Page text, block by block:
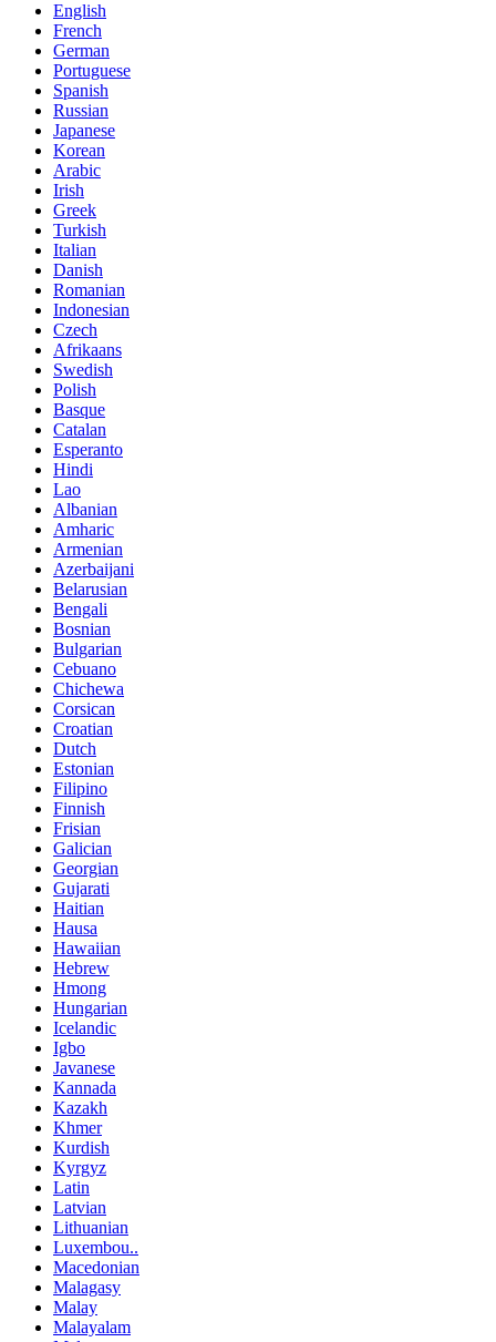
English
French
German
Portuguese
Spanish
Russian
Japanese
Korean
Arabic
Irish
Greek
Turkish
Italian
Danish
Romanian
Indonesian
Czech
Afrikaans
Swedish
Polish
Basque
Catalan
Esperanto
Hindi
Lao
Albanian
Amharic
Armenian
Azerbaijani
Belarusian
Bengali
Bosnian
Bulgarian
Cebuano
Chichewa
Corsican
Croatian
Dutch
Estonian
Filipino
Finnish
Frisian
Galician
Georgian
Gujarati
Haitian
Hausa
Hawaiian
Hebrew
Hmong
Hungarian
Icelandic
Igbo
Javanese
Kannada
Kazakh
Khmer
Kurdish
Kyrgyz
Latin
Latvian
Lithuanian
Luxembou..
Macedonian
Malagasy
Malay
Malayalam